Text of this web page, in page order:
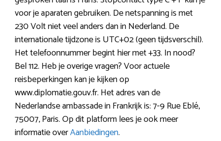
voor je aparaten gebruiken. De netspanning is met
230 Volt niet veel anders dan in Nederland. De
internationale tijdzone is UTC+02 (geen tijdsverschil).
Het telefoonnummer begint hier met +33. In nood?
Bel 112. Heb je overige vragen? Voor actuele
reisbeperkingen kan je kijken op
www.diplomatie.gouv.fr. Het adres van de
Nederlandse ambassade in Frankrijk is: 7-9 Rue Eblé,
75007, Paris. Op dit platform lees je ook meer
informatie overAanbiedingen.